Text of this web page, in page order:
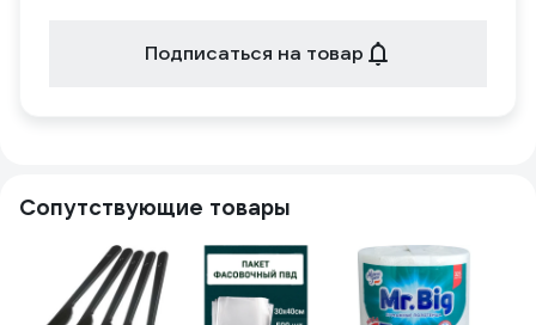
Подписаться на товар
Сопутствующие товары